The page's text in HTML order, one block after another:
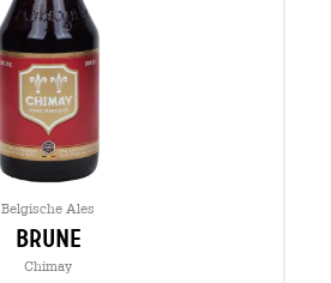
Belgische Ales
brune
Chimay